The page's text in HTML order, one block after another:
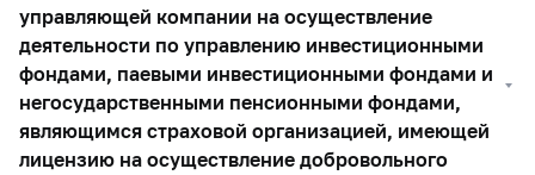
управляющей компании на осуществление
деятельности по управлению инвестиционными
фондами, паевыми инвестиционными фондами и
негосударственными пенсионными фондами,
являющимся страховой организацией, имеющей
лицензию на осуществление добровольного